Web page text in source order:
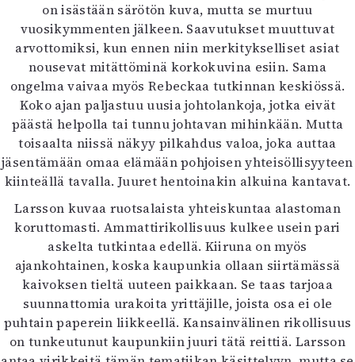
on isästään särötön kuva, mutta se murtuu
vuosikymmenten jälkeen. Saavutukset muuttuvat
arvottomiksi, kun ennen niin merkitykselliset asiat
nousevat mitättöminä korkokuvina esiin. Sama
ongelma vaivaa myös Rebeckaa tutkinnan keskiössä.
Koko ajan paljastuu uusia johtolankoja, jotka eivät
päästä helpolla tai tunnu johtavan mihinkään. Mutta
toisaalta niissä näkyy pilkahdus valoa, joka auttaa
jäsentämään omaa elämään pohjoisen yhteisöllisyyteen
kiinteällä tavalla. Juuret hentoinakin alkuina kantavat.
Larsson kuvaa ruotsalaista yhteiskuntaa alastoman
koruttomasti. Ammattirikollisuus kulkee usein pari
askelta tutkintaa edellä. Kiiruna on myös
ajankohtainen, koska kaupunkia ollaan siirtämässä
kaivoksen tieltä uuteen paikkaan. Se taas tarjoaa
suunnattomia urakoita yrittäjille, joista osa ei ole
puhtain paperein liikkeellä. Kansainvälinen rikollisuus
on tunkeutunut kaupunkiin juuri tätä reittiä. Larsson